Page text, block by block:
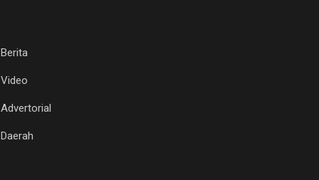
Berita
Video
Advertorial
Daerah